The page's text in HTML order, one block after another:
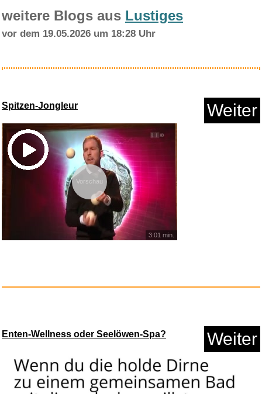
Anzeige
weitere Blogs aus Lustiges
vor dem 19.05.2026 um 18:28 Uhr
Spitzen-Jongleur Weiter
Vorschau
3:01 min.
Enten-Wellness oder Seelöwen-Spa? Weiter